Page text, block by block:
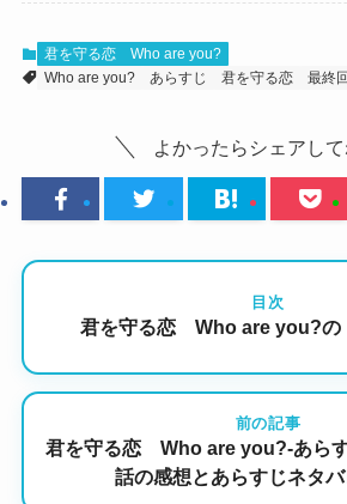
君を守る恋 Who are you?
Who are you?
あらすじ 君を守る恋 最終
よかったらシェアして
目次
君を守る恋 Who are you?の
前の記事
君を守る恋 Who are you?-あら
話の感想とあらすじネタバ